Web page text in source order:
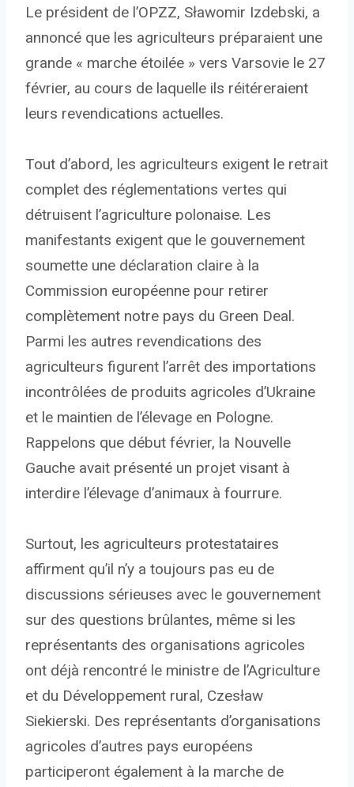
Le président de l’OPZZ, Sławomir Izdebski, a
annoncé que les agriculteurs préparaient une
grande « marche étoilée » vers Varsovie le 27
février, au cours de laquelle ils réitéreraient
leurs revendications actuelles.
Tout d’abord, les agriculteurs exigent le retrait
complet des réglementations vertes qui
détruisent l’agriculture polonaise. Les
manifestants exigent que le gouvernement
soumette une déclaration claire à la
Commission européenne pour retirer
complètement notre pays du Green Deal.
Parmi les autres revendications des
agriculteurs figurent l’arrêt des importations
incontrôlées de produits agricoles d’Ukraine
et le maintien de l’élevage en Pologne.
Rappelons que début février, la Nouvelle
Gauche avait présenté un projet visant à
interdire l’élevage d’animaux à fourrure.
Surtout, les agriculteurs protestataires
affirment qu’il n’y a toujours pas eu de
discussions sérieuses avec le gouvernement
sur des questions brûlantes, même si les
représentants des organisations agricoles
ont déjà rencontré le ministre de l’Agriculture
et du Développement rural, Czesław
Siekierski. Des représentants d’organisations
agricoles d’autres pays européens
participeront également à la marche de